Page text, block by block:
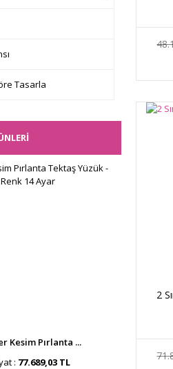
Tasarla
Kesim Pırlanta ...
: 77.689,03 TL
2